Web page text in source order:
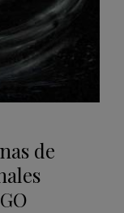
de